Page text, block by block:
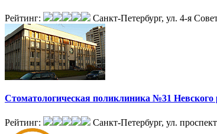
Рейтинг: Санкт-Петербург, ул. 4-я
Стоматологическая поликлиника №31 Невского
Рейтинг: Санкт-Петербург, ул.